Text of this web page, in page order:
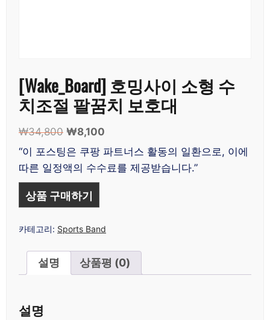
[Wake_Board] 호밍사이 소형 수
치조절 팔꿈치 보호대
₩34,800 원
래
가
격:
₩34,800.
₩8,100
재
가
격:
“이 포스팅은 쿠팡 파트너스 활동의 일환으로, 이에
따른 일정액의 수수료를 제공받습니다.”
상품 구매하기
카테고리: Sports Band
설명 상품평 (0)
설명